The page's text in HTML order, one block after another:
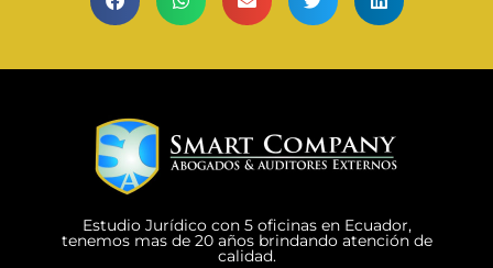
Estudio Jurídico con 5 oficinas en Ecuador,
tenemos mas de 20 años brindando atención de
calidad.